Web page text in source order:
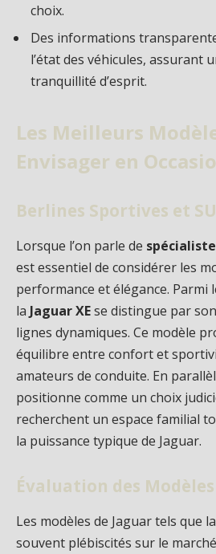
choix.
Des informations
l’état des véhicules, assurant
tranquillité d’esprit.
Les Meilleurs
Envisager en
Berlines Sportives et
Lorsque l’on parle de
est essentiel de considérer les
performance et élégance. Parmi
la Jaguar XEse distingue par
lignes dynamiques. Ce modèle
équilibre entre confort et
amateurs de conduite. En
positionne comme un choix
recherchent un espace familial
la puissance typique de Jaguar.
Évaluation des
Les modèles de Jaguar tels que la
souvent plébiscités sur le marché